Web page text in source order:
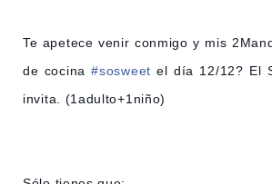
Te apetece venir conmigo y mis
de cocina#sosweet el día 12/12? El
invita. (1adulto+1niño)